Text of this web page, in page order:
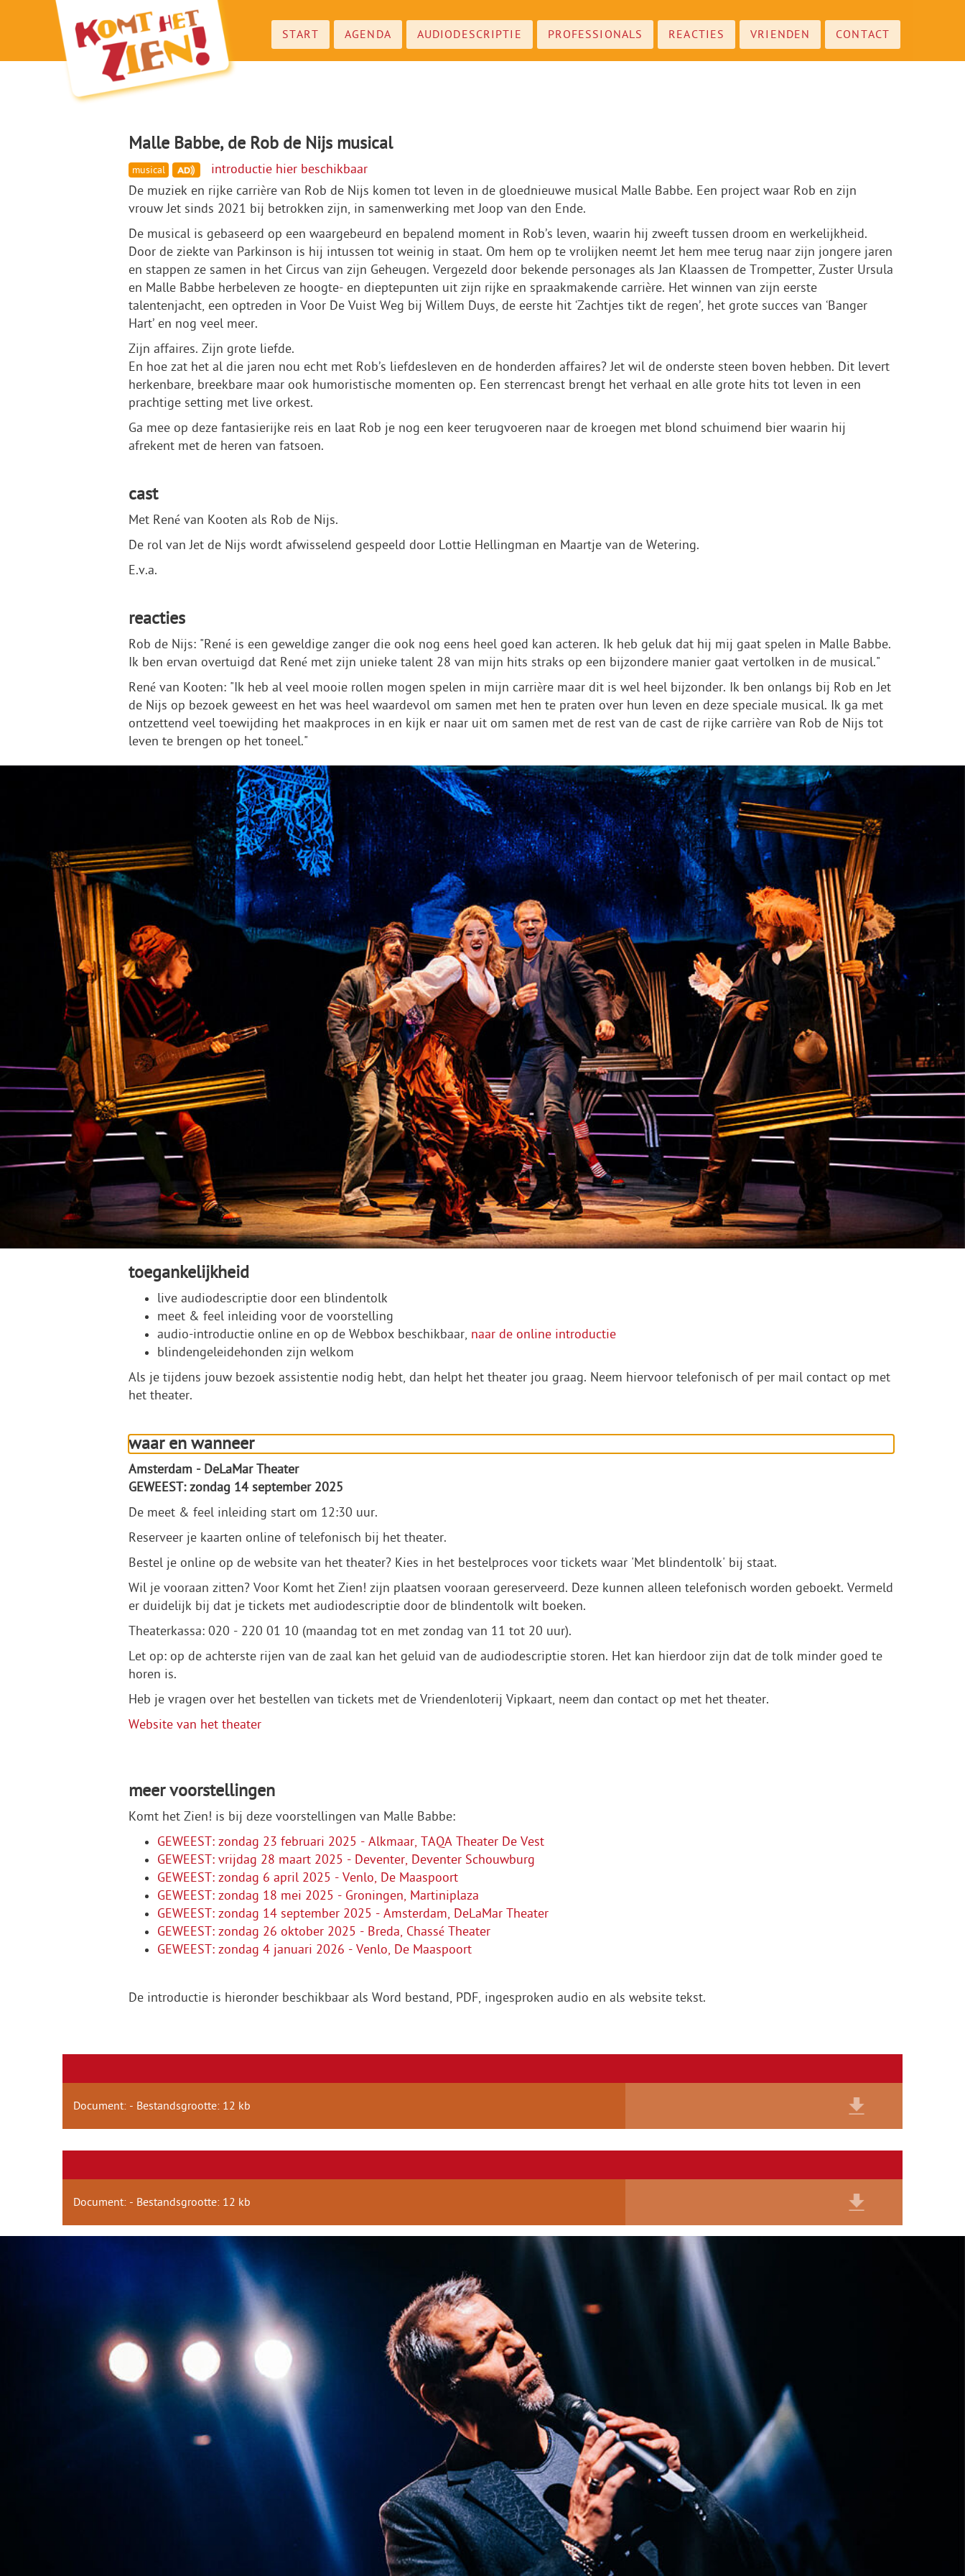
START AGENDA AUDIODESCRIPTIE PROFESSIONALS REACTIES VRIENDEN CONTACT
Malle Babbe, de Rob de Nijs musical
musical
introductie hier beschikbaar
De muziek en rijke carrière van Rob de Nijs komen tot leven in de gloednieuwe musical Malle Babbe. Een project waar Rob en zijn
vrouw Jet sinds 2021 bij betrokken zijn, in samenwerking met Joop van den Ende.
De musical is gebaseerd op een waargebeurd en bepalend moment in Rob’s leven, waarin hij zweeft tussen droom en werkelijkheid.
Door de ziekte van Parkinson is hij intussen tot weinig in staat. Om hem op te vrolijken neemt Jet hem mee terug naar zijn jongere jaren
en stappen ze samen in het Circus van zijn Geheugen. Vergezeld door bekende personages als Jan Klaassen de Trompetter, Zuster Ursula
en Malle Babbe herbeleven ze hoogte- en dieptepunten uit zijn rijke en spraakmakende carrière. Het winnen van zijn eerste
talentenjacht, een optreden in Voor De Vuist Weg bij Willem Duys, de eerste hit ‘Zachtjes tikt de regen’, het grote succes van ‘Banger
Hart’ en nog veel meer.
Zijn affaires. Zijn grote liefde.
En hoe zat het al die jaren nou echt met Rob’s liefdesleven en de honderden affaires? Jet wil de onderste steen boven hebben. Dit levert
herkenbare, breekbare maar ook humoristische momenten op. Een sterrencast brengt het verhaal en alle grote hits tot leven in een
prachtige setting met live orkest.
Ga mee op deze fantasierijke reis en laat Rob je nog een keer terugvoeren naar de kroegen met blond schuimend bier waarin hij
afrekent met de heren van fatsoen.
cast
Met René van Kooten als Rob de Nijs.
De rol van Jet de Nijs wordt afwisselend gespeeld door Lottie Hellingman en Maartje van de Wetering.
E.v.a.
reacties
Rob de Nijs: "René is een geweldige zanger die ook nog eens heel goed kan acteren. Ik heb geluk dat hij mij gaat spelen in Malle Babbe.
Ik ben ervan overtuigd dat René met zijn unieke talent 28 van mijn hits straks op een bijzondere manier gaat vertolken in de musical."
René van Kooten: "Ik heb al veel mooie rollen mogen spelen in mijn carrière maar dit is wel heel bijzonder. Ik ben onlangs bij Rob en Jet
de Nijs op bezoek geweest en het was heel waardevol om samen met hen te praten over hun leven en deze speciale musical. Ik ga met
ontzettend veel toewijding het maakproces in en kijk er naar uit om samen met de rest van de cast de rijke carrière van Rob de Nijs tot
leven te brengen op het toneel."
toegankelijkheid
live audiodescriptie door een blindentolk
meet & feel inleiding voor de voorstelling
audio-introductie online en op de Webbox beschikbaar, naar de online introductie
blindengeleidehonden zijn welkom
Als je tijdens jouw bezoek assistentie nodig hebt, dan helpt het theater jou graag. Neem hiervoor telefonisch of per mail contact op met
het theater.
waar en wanneer
Amsterdam - DeLaMar Theater
GEWEEST: zondag 14 september 2025
De meet & feel inleiding start om 12:30 uur.
Reserveer je kaarten online of telefonisch bij het theater.
Bestel je online op de website van het theater? Kies in het bestelproces voor tickets waar 'Met blindentolk' bij staat.
Wil je vooraan zitten? Voor Komt het Zien! zijn plaatsen vooraan gereserveerd. Deze kunnen alleen telefonisch worden geboekt. Vermeld
er duidelijk bij dat je tickets met audiodescriptie door de blindentolk wilt boeken.
Theaterkassa: 020 - 220 01 10 (maandag tot en met zondag van 11 tot 20 uur).
Let op: op de achterste rijen van de zaal kan het geluid van de audiodescriptie storen. Het kan hierdoor zijn dat de tolk minder goed te
horen is.
Heb je vragen over het bestellen van tickets met de Vriendenloterij Vipkaart, neem dan contact op met het theater.
Website van het theater
meer voorstellingen
Komt het Zien! is bij deze voorstellingen van Malle Babbe:
GEWEEST: zondag 23 februari 2025 - Alkmaar, TAQA Theater De Vest
GEWEEST: vrijdag 28 maart 2025 - Deventer, Deventer Schouwburg
GEWEEST: zondag 6 april 2025 - Venlo, De Maaspoort
GEWEEST: zondag 18 mei 2025 - Groningen, Martiniplaza
GEWEEST: zondag 14 september 2025 - Amsterdam, DeLaMar Theater
GEWEEST: zondag 26 oktober 2025 - Breda, Chassé Theater
GEWEEST: zondag 4 januari 2026 - Venlo, De Maaspoort
De introductie is hieronder beschikbaar als Word bestand, PDF, ingesproken audio en als website tekst.
Document: - Bestandsgrootte: 12 kb
Document: - Bestandsgrootte: 12 kb